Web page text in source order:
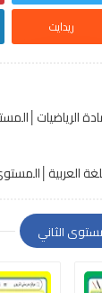
ريدايت
الثاني